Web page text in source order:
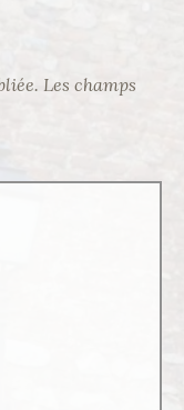
Les champs